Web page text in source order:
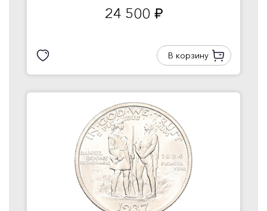
24 500 руб.
В корзину